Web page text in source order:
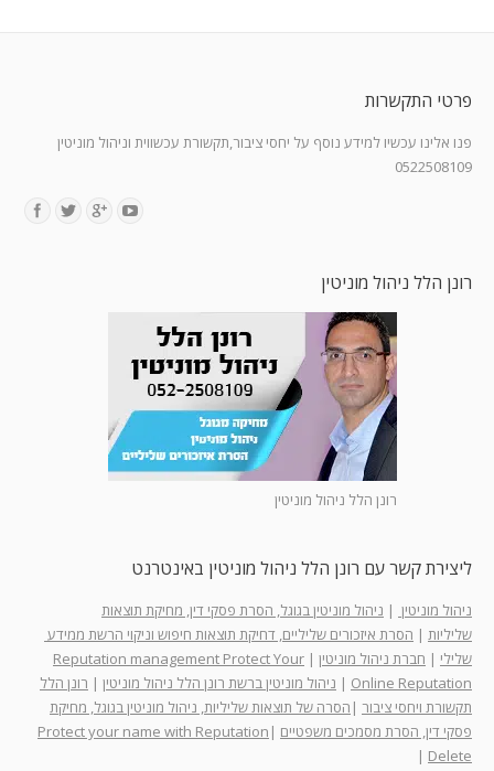
פרטי התקשרות
פנו אלינו עכשיו למידע נוסף על יחסי ציבור,תקשורת עכשווית וניהול מוניטין
0522508109
רונן הלל ניהול מוניטין
רונן הלל ניהול מוניטין
ליצירת קשר עם רונן הלל ניהול מוניטין באינטרנט
ניהול מוניטין | ניהול מוניטין בגוגל, הסרת פסקי דין, מחיקת תוצאות
שליליות | הסרת איזכורים שליליים, דחיקת תוצאות חיפוש וניקוי הרשת ממידע
שלילי | חברת ניהול מוניטין |
Reputation management Protect Your
Online Reputation
| ניהול מוניטין ברשת רונן הלל ניהול מוניטין | רונן הלל
תקשורת ויחסי ציבור | הסרה של תוצאות שליליות, ניהול מוניטין בגוגל, מחיקת
פסקי דין, הסרת מסמכים משפטיים |
Protect your name with Reputation
Delete
|